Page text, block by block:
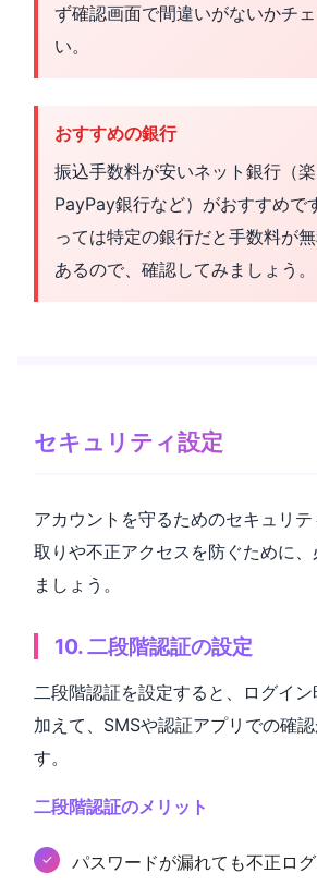
ず確認画面で間違いがないかチ
い。
おすすめの銀行
振込手数料が安いネット銀行（楽
PayPay銀行など）がおすすめで
っては特定の銀行だと手数料が
あるので、確認してみましょう。
セキュリティ設定
アカウントを守るためのセキュリ
取りや不正アクセスを防ぐために
ましょう。
10. 二段階認証の設定
二段階認証を設定すると、ログイ
加えて、SMSや認証アプリでの確
す。
二段階認証のメリット
パスワードが漏れても不正ロ